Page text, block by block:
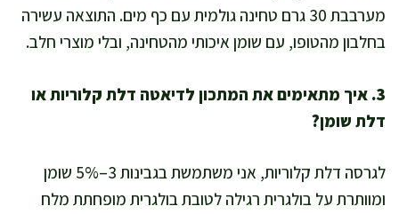
מערבבת 30 גרם טחינה גולמית עם כף מים. התוצאה עשירה
בחלבון מהטופו, עם שומן איכותי מהטחינה, ובלי מוצרי חלב.
3. איך מתאימים את המתכון לדיאטה דלת קלוריות או
דלת שומן?
לגרסה דלת קלוריות, אני משתמשת בגבינות 3–5% שומן
ומוותרת על בולגרית רגילה לטובת בולגרית מופחתת מלח